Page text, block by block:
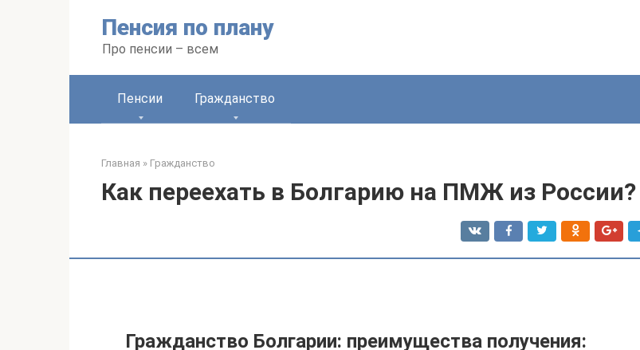
Пенсия по плану
Про пенсии – всем
Пенсии Гражданство
Главная » Гражданство
Как переехать в Болгарию на ПМЖ из России?
Гражданство Болгарии: преимущества получения: